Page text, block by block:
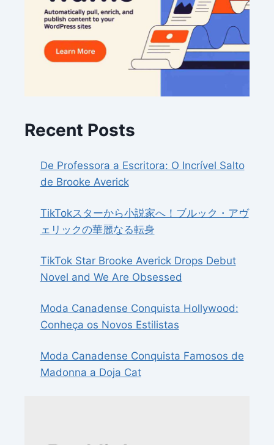
Recent Posts
De Professora a Escritora: O Incrível Salto
de Brooke Averick
TikTokスターから小説家へ！ブルック・アヴ
ェリックの華麗なる転身
TikTok Star Brooke Averick Drops Debut
Novel and We Are Obsessed
Moda Canadense Conquista Hollywood:
Conheça os Novos Estilistas
Moda Canadense Conquista Famosos de
Madonna a Doja Cat